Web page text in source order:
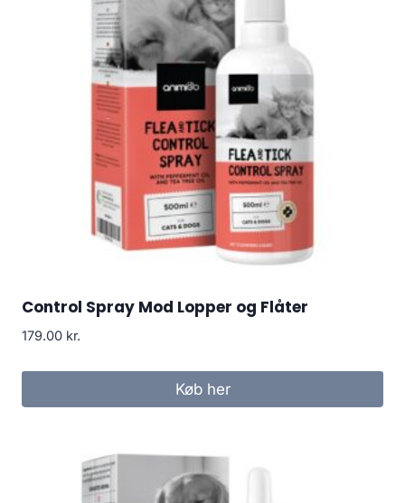
Control Spray Mod Lopper og Flåter
179.00 kr.
Køb her